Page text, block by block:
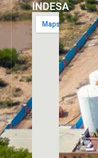
INDESA